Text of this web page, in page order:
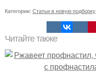
Категории: Статьи в новую подборку
Читайте также